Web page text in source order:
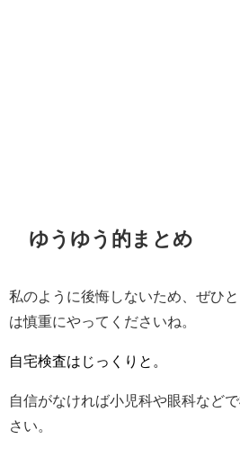
ゆうゆう的まとめ
私のように後悔しないため、ぜひ
は慎重にやってくださいね。
自宅検査はじっくりと。
自信がなければ小児科や眼科など
さい。